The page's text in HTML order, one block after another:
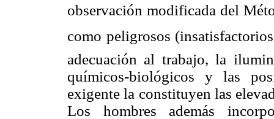
observación modificada del
como peligrosos
adecuación al trabajo, la
químicos-biológicos y las
exigente la constituyen las
Los hombres además